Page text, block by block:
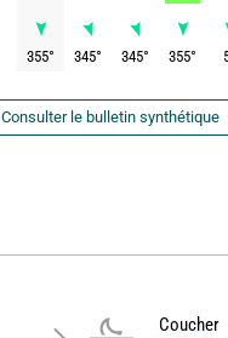
355° 345° 345° 355°
Consulter le bulletin synthétique
Coucher